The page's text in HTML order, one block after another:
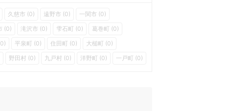
久慈市 (0) 遠野市 (0)
一関市 (0)
(0) 滝沢市 (0) 雫石町 (0)
葛巻町 (0)
平泉町 (0) 住田町 (0)
大槌町 (0)
野田村 (0) 九戸村 (0) 洋野町 (0) 一戸町 (0)